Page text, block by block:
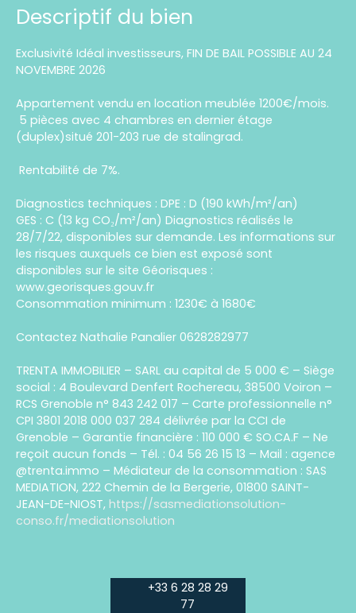
Descriptif du bien
Exclusivité Idéal investisseurs, FIN DE BAIL POSSIBLE AU 24
NOVEMBRE 2026
Appartement vendu en location meublée 1200€/mois.
5 pièces avec 4 chambres en dernier étage
(duplex)situé 201-203 rue de stalingrad.
Rentabilité de 7%.
Diagnostics techniques : DPE : D (190 kWh/m²/an)
GES : C (13 kg CO₂/m²/an) Diagnostics réalisés le
28/7/22, disponibles sur demande. Les informations sur
les risques auxquels ce bien est exposé sont
disponibles sur le site Géorisques :
www.georisques.gouv.fr
Consommation minimum : 1230€ à 1680€
Contactez Nathalie Panalier 0628282977
TRENTA IMMOBILIER – SARL au capital de 5 000 € – Siège
social : 4 Boulevard Denfert Rochereau, 38500 Voiron –
RCS Grenoble n° 843 242 017 – Carte professionnelle n°
CPI 3801 2018 000 037 284 délivrée par la CCI de
Grenoble – Garantie financière : 110 000 € SO.CA.F – Ne
reçoit aucun fonds – Tél. : 04 56 26 15 13 – Mail : agence
@trenta.immo – Médiateur de la consommation : SAS
MEDIATION, 222 Chemin de la Bergerie, 01800 SAINT-
JEAN-DE-NIOST, https://sasmediationsolution-
conso.fr/mediationsolution
+33 6 28 28 29
77